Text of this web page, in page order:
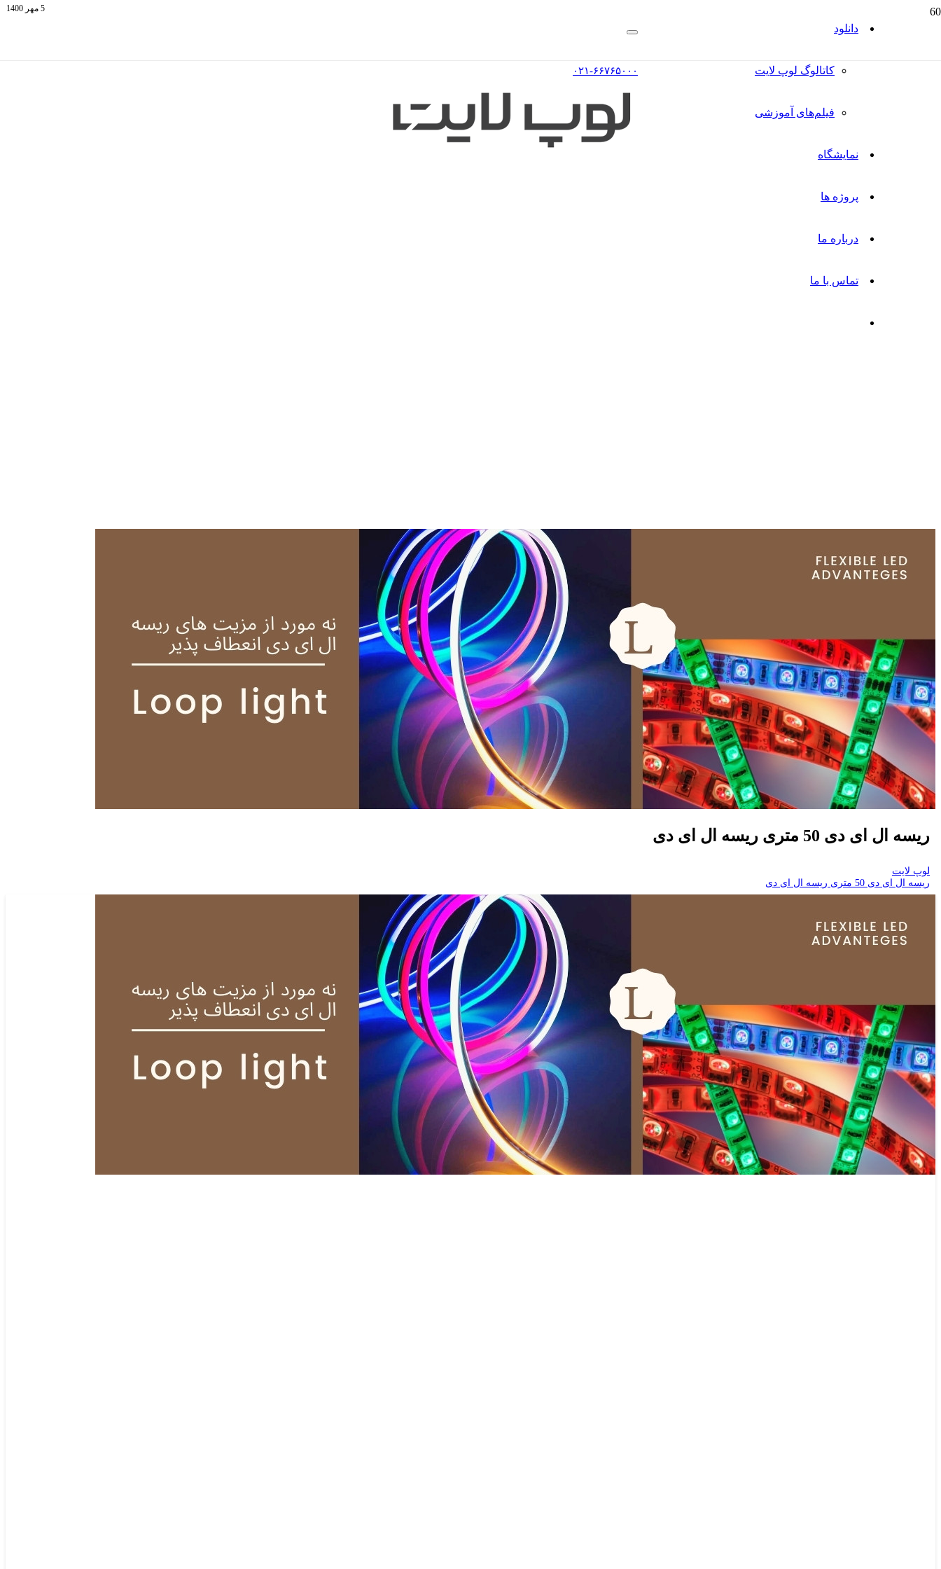
دانلود
کاتالوگ‌ لوپ لایت
فیلم‌های آموزشی
نمایشگاه
پروژه ها
درباره ما
تماس با ما
۰۲۱-۶۶۷۶۵۰۰۰
ریسه ال ای دی 50 متری ریسه ال ای دی
لوپ لایت
ریسه ال ای دی 50 متری ریسه ال ای دی
5 مهر 1400